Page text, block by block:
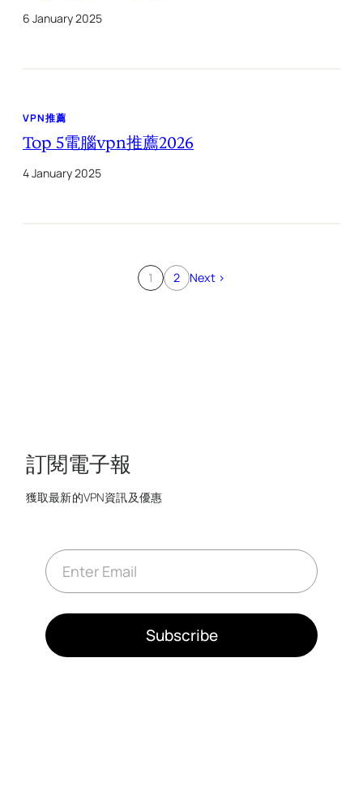
6 January 2025
VPN推薦
Top 5電腦vpn推薦2026
4 January 2025
1 2 Next >
訂閱電子報
獲取最新的VPN資訊及優惠
E
m
a
*
Subscribe